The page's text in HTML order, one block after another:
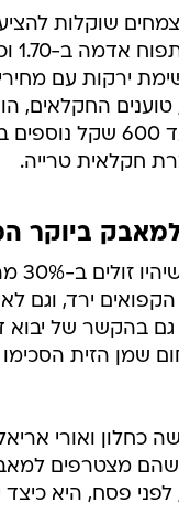
שוקלות
ירקות עם
החקלאים,
פער התיווך גורם
ביוקר
ירד, וגם
גם בהקשר של
שמן הזית
ואורי
שהם מצטרפים
פסח, היא כיצד